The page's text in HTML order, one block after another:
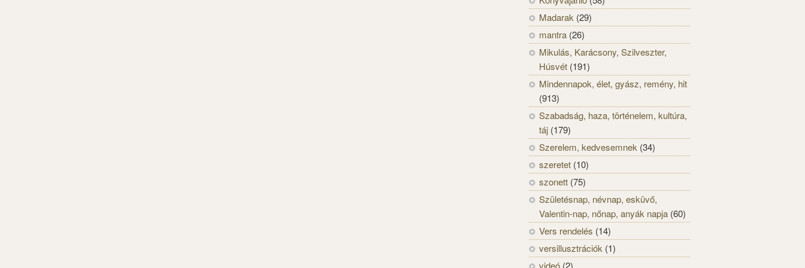
Madarak (29)
mantra (26)
Mikulás, Karácsony, Szilveszter,
Húsvét (191)
Mindennapok, élet, gyász, remény, hit
(913)
Szabadság, haza, történelem, kultúra,
táj (179)
Szerelem, kedvesemnek (34)
szeretet (10)
szonett (75)
Születésnap, névnap, esküvő,
Valentin-nap, nőnap, anyák napja (60)
Vers rendelés (14)
versillusztrációk (1)
videó (2)